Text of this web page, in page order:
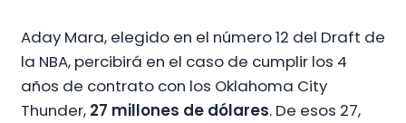
Aday Mara, elegido en el número 12 del Draft de
la NBA, percibirá en el caso de cumplir los 4
años de contrato con los Oklahoma City
Thunder, 27 millones de dólares. De esos 27,